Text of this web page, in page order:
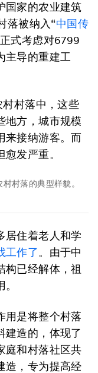
国家的农业建筑
落被纳入“中国传
式考虑对6799
主导的重建工
村落中，这些
地方，城市规模
来接纳游客。而
发严重。
村落的典型样貌。
居住着老人和学
工作了。由于中
构已经解体，祖
用是将整个村落
建造的，体现了
庭和村落社区共
造，专为提高经